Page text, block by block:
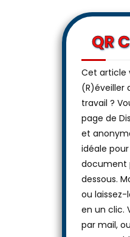
QR
Cet article
(R)éveiller
travail ?
page de
et
idéale
document
dessous.
ou
en un clic.
par mail,